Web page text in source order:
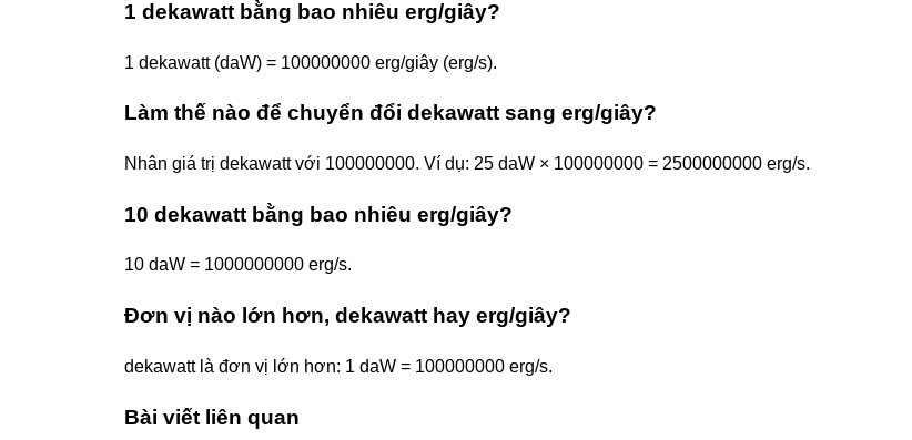
1 dekawatt bằng bao nhiêu erg/giây?
1 dekawatt (daW) = 100000000 erg/giây (erg/s).
Làm thế nào để chuyển đổi dekawatt sang erg/giây?
Nhân giá trị dekawatt với 100000000. Ví dụ: 25 daW × 100000000 = 2500000000 erg/s.
10 dekawatt bằng bao nhiêu erg/giây?
10 daW = 1000000000 erg/s.
Đơn vị nào lớn hơn, dekawatt hay erg/giây?
dekawatt là đơn vị lớn hơn: 1 daW = 100000000 erg/s.
Bài viết liên quan